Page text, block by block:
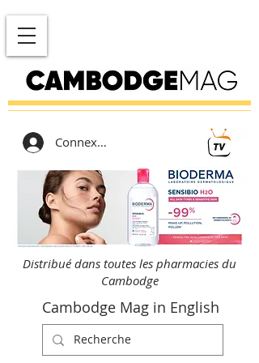
Connexion
Distribué dans toutes les pharmacies du
Cambodge
Cambodge Mag in English